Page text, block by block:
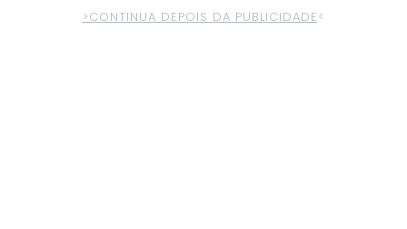
>CONTINUA DEPOIS DA PUBLICIDADE<